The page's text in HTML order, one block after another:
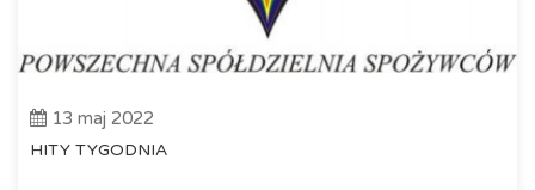
13 maj 2022
HITY TYGODNIA